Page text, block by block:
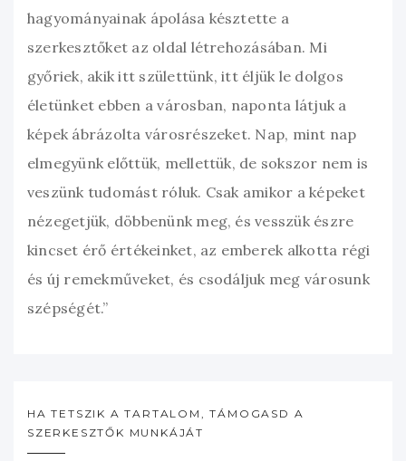
hagyományainak ápolása késztette a
szerkesztőket az oldal létrehozásában. Mi
győriek, akik itt születtünk, itt éljük le dolgos
életünket ebben a városban, naponta látjuk a
képek ábrázolta városrészeket. Nap, mint nap
elmegyünk előttük, mellettük, de sokszor nem is
veszünk tudomást róluk. Csak amikor a képeket
nézegetjük, döbbenünk meg, és vesszük észre
kincset érő értékeinket, az emberek alkotta régi
és új remekműveket, és csodáljuk meg városunk
szépségét.”
HA TETSZIK A TARTALOM, TÁMOGASD A
SZERKESZTŐK MUNKÁJÁT